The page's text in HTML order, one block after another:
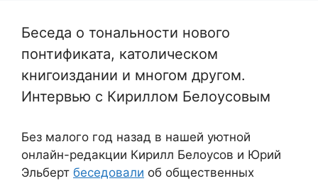
Беседа о тональности нового
понтификата, католическом
книгоиздании и многом другом.
Интервью с Кириллом Белоусовым
Без малого год назад в нашей уютной
онлайн-редакции Кирилл Белоусов и Юрий
Эльберт беседовали об общественных